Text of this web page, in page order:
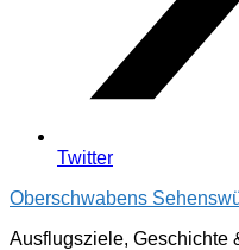
Twitter
Oberschwabens
Ausflugsziele, Geschichte